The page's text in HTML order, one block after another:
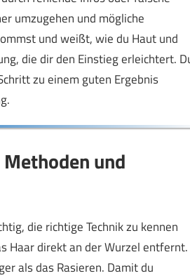
umzugehen und mögliche
und weißt, wie du Haut und
die dir den Einstieg erleichtert.
zu einem guten Ergebnis
und
die richtige Technik zu kennen
Haar direkt an der Wurzel entfernt.
als das Rasieren. Damit du